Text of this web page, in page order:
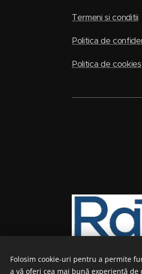
Termeni si conditii
Politica de
Politica de cookies
Folosim cookie-uri pentru a permite
a vă oferi cea mai bună experiență de